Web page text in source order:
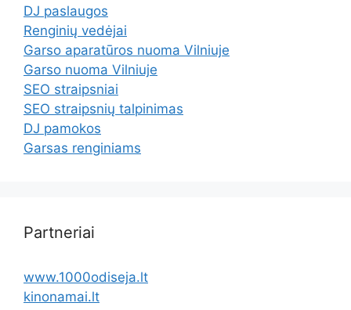
DJ paslaugos
Renginių vedėjai
Garso aparatūros nuoma Vilniuje
Garso nuoma Vilniuje
SEO straipsniai
SEO straipsnių talpinimas
DJ pamokos
Garsas renginiams
Partneriai
www.1000odiseja.lt
kinonamai.lt